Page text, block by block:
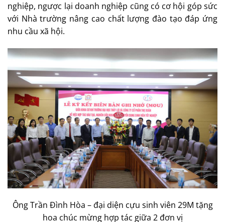
nghiệp, ngược lại doanh nghiệp cũng có cơ hội góp sức
với Nhà trường nâng cao chất lượng đào tạo đáp ứng
nhu cầu xã hội.
Ông Trần Đình Hòa – đại diện cựu sinh viên 29M tặng
hoa chúc mừng hợp tác giữa 2 đơn vị